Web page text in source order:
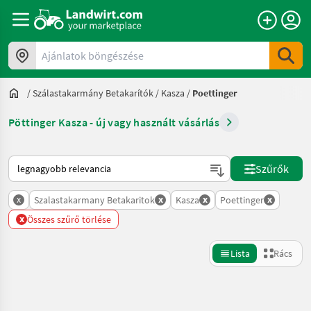
Ajánlatok böngészése
/Szálastakarmány Betakarítók / Kasza / Poettinger
Pöttinger Kasza - új vagy használt vásárlás
Így van sorba rendezve a Landwirt.com-on
Szűrők
x Szalastakarmany Betakaritok x Kasza x Poettinger x
x Összes szűrő törlése
Lista Rács